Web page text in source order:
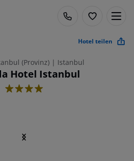
Hotel teilen
(Provinz) | Istanbul
Hotel Istanbul
4